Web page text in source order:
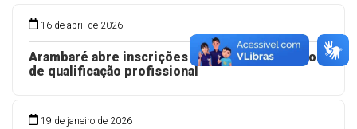
16 de abril de 2026
Arambaré abre inscrições para cursos gratuitos
de qualificação profissional
19 de janeiro de 2026